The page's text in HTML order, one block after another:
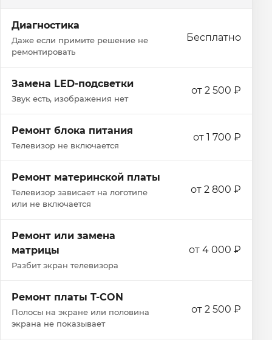
Диагностика
Даже если примите решение не
ремонтировать
Бесплатно
Замена LED-подсветки
Звук есть, изображения нет
от 2 500 ₽
Ремонт блока питания
Телевизор не включается
от 1 700 ₽
Ремонт материнской платы
Телевизор зависает на логотипе
или не включается
от 2 800 ₽
Ремонт или замена
матрицы
Разбит экран телевизора
от 4 000 ₽
Ремонт платы T-CON
Полосы на экране или половина
экрана не показывает
от 2 500 ₽